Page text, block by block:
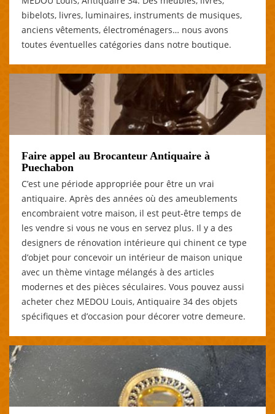
bibelots, livres, luminaires, instruments de musiques,
anciens vêtements, électroménagers… nous avons
toutes éventuelles catégories dans notre boutique.
Faire appel au Brocanteur Antiquaire à
Puechabon
C’est une période appropriée pour être un vrai
antiquaire. Après des années où des ameublements
encombraient votre maison, il est peut-être temps de
les vendre si vous ne vous en servez plus. Il y a des
designers de rénovation intérieure qui chinent ce type
d’objet pour concevoir un intérieur de maison unique
avec un thème vintage mélangés à des articles
modernes et des pièces séculaires. Vous pouvez aussi
acheter chez MEDOU Louis, Antiquaire 34 des objets
spécifiques et d’occasion pour décorer votre demeure.